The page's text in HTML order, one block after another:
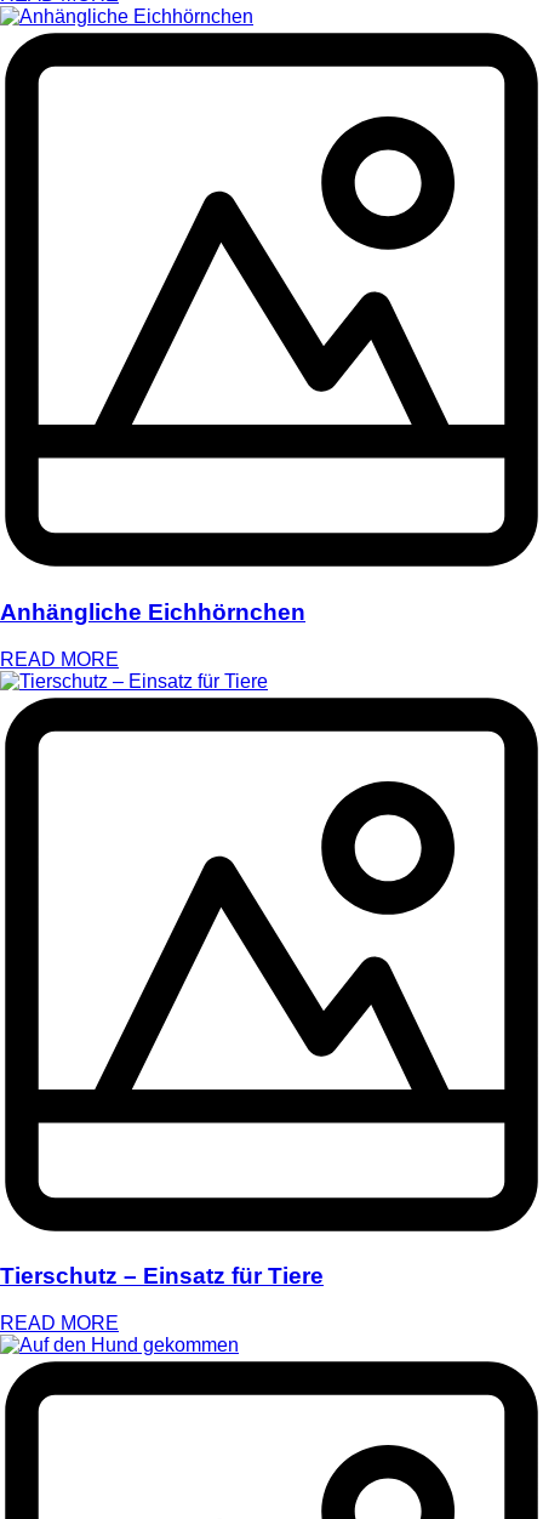
Anhängliche Eichhörnchen
READ MORE
Tierschutz – Einsatz für Tiere
READ MORE